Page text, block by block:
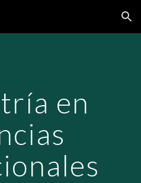
Skip to navigation
en